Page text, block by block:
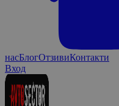
насБлогОтзивиКонтакти
Вход